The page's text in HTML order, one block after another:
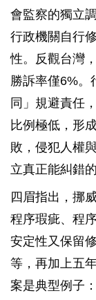
會監察的獨立
行政機關自行
性。反觀台灣
勝訴率僅6%。
同」規避責任
比例極低，形
敗，侵犯人權
立真正能糾錯的
四眉指出，挪
程序瑕疵、程
安定性又保留
等，再加上五
案是典型例子